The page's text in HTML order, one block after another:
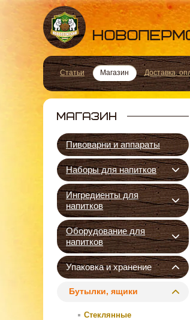
Статьи Магазин Доставка,
Пивоварни и аппараты
Наборы для напитков
Ингредиенты для
напитков
Оборудование для
напитков
Упаковка и хранение
Бутылки, ящики
Стеклянные